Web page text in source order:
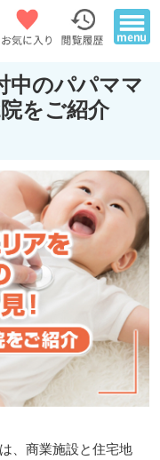
中のパパママ
をご紹介
、商業施設と住宅地